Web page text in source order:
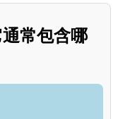
常包含哪